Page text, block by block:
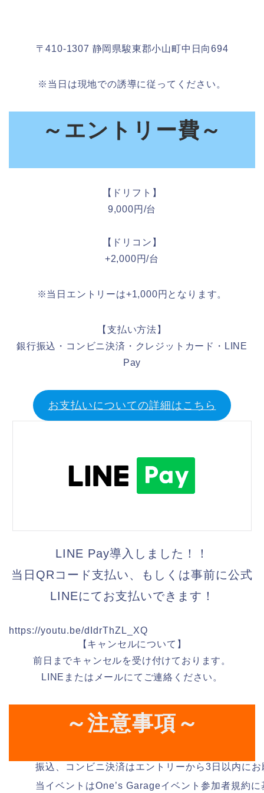
〒410-1307 静岡県駿東郡小山町中日向694
※当日は現地での誘導に従ってください。
～エントリー費～
【ドリフト】
9,000円/台
【ドリコン】
+2,000円/台
※当日エントリーは+1,000円となります。
【支払い方法】
銀行振込・コンビニ決済・クレジットカード・LINE
Pay
お支払いについての詳細はこちら
LINE Pay導入しました！！
当日QRコード支払い、もしくは事前に公式
LINEにてお支払いできます！
https://youtu.be/dIdrThZL_XQ
【キャンセルについて】
前日までキャンセルを受け付けております。
LINEまたはメールにてご連絡ください。
～注意事項～
振込、コンビニ決済はエントリーから3日以内に
当イベントはOne’s Garageイベント参加者規約